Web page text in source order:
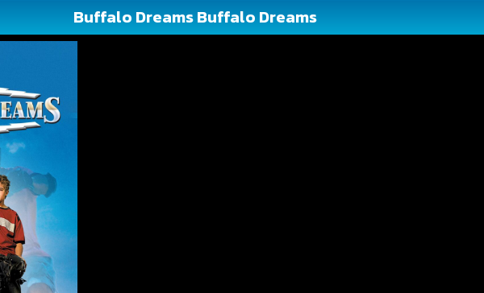
Buffalo Dreams Buffalo Dreams